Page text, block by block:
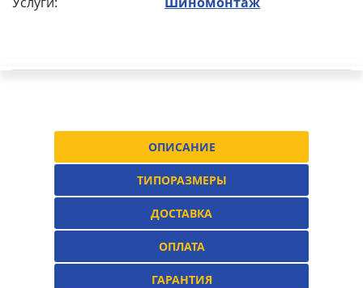
ОПИСАНИЕ
ТИПОРАЗМЕРЫ
ДОСТАВКА
ОПЛАТА
ГАРАНТИЯ